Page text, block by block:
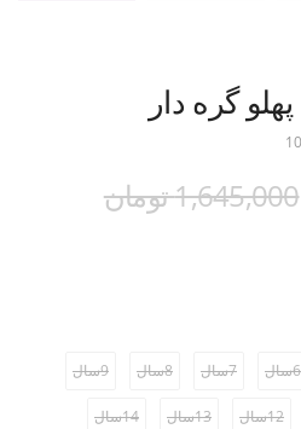
گره دار
1,645,000 تومان
6سال 7سال 8سال 9سال
12سال 13سال 14سال